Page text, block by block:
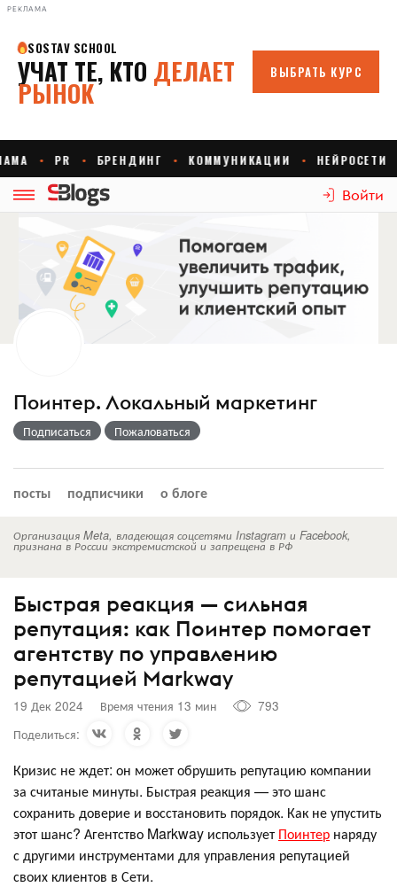
РЕКЛАМА
Войти
Поинтер. Локальный маркетинг
Подписаться Пожаловаться
посты подписчики о блоге
Организация Meta, владеющая соцсетями Instagram и Facebook,
признана в России экстремистской и запрещена в РФ
Быстрая реакция — сильная
репутация: как Поинтер помогает
агентству по управлению
репутацией Markway
19 Дек 2024 Время чтения 13 мин
793
Поделиться:
Кризис не ждет: он может обрушить репутацию компании
за считаные минуты. Быстрая реакция — это шанс
сохранить доверие и восстановить порядок. Как не упустить
этот шанс? Агентство Markway использует Поинтер наряду
с другими инструментами для управления репутацией
своих клиентов в Сети.